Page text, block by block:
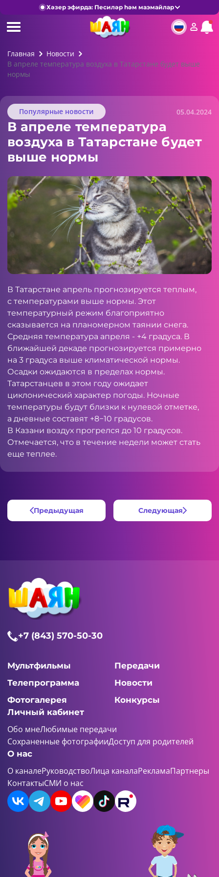
Хәзер эфирда: Песиләр һәм маэмайлар
Главная
Новости
В апреле температура воздуха в Татарстане будет выше
нормы
Популярные новости 05.04.2024
В апреле температура
воздуха в Татарстане будет
выше нормы
В Татарстане апрель прогнозируется теплым,
с температурами выше нормы. Этот
температурный режим благоприятно
сказывается на планомерном таянии снега.
Средняя температура апреля - +4 градуса. В
ближайшей декаде прогнозируется примерно
на 3 градуса выше климатической нормы.
Осадки ожидаются в пределах нормы.
Татарстанцев в этом году ожидает
циклонический характер погоды. Ночные
температуры будут близки к нулевой отметке,
а дневные составят +8−10 градусов.
В Казани воздух прогрелся до 10 градусов.
Отмечается, что в течение недели может стать
еще теплее.
Предыдущая Следующая
+7 (843) 570-50-30
Мультфильмы
Передачи
Телепрограмма
Новости
Фотогалерея
Конкурсы
Личный кабинет
Обо мнеЛюбимые передачи
Сохраненные фотографииДоступ для родителей
О нас
О каналеРуководствоЛица каналаРекламаПартнеры
КонтактыСМИ о нас